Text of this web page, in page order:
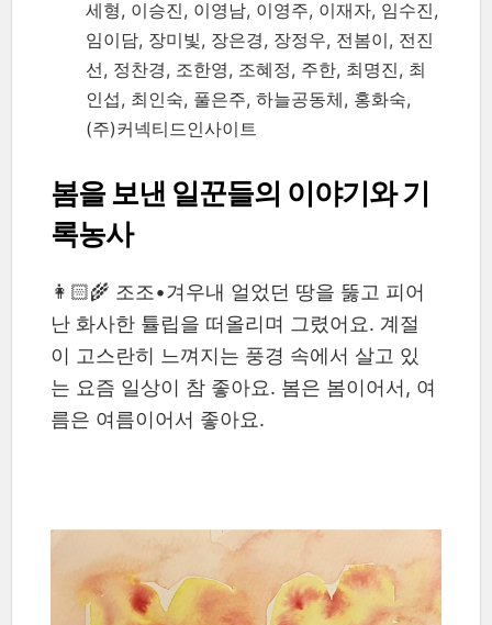
세형, 이승진, 이영남, 이영주, 이재자, 임수진,
임이담, 장미빛, 장은경, 장정우, 전봄이, 전진
선, 정찬경, 조한영, 조혜정, 주한, 최명진, 최
인섭, 최인숙, 풀은주, 하늘공동체, 홍화숙,
(주)커넥티드인사이트
봄을 보낸 일꾼들의 이야기와 기
록농사
👩🏻‍🌾 조조•겨우내 얼었던 땅을 뚫고 피어
난 화사한 튤립을 떠올리며 그렸어요. 계절
이 고스란히 느껴지는 풍경 속에서 살고 있
는 요즘 일상이 참 좋아요. 봄은 봄이어서, 여
름은 여름이어서 좋아요.